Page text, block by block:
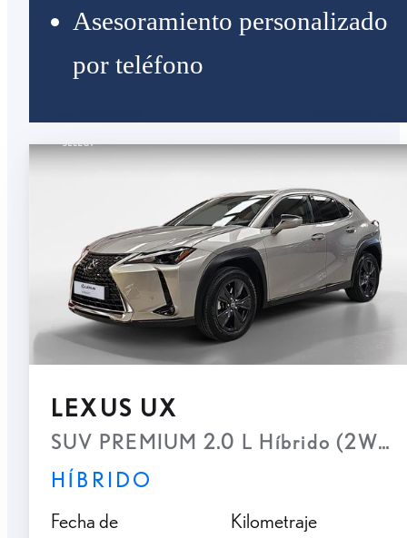
Asesoramiento personalizado
por teléfono
LEXUS UX
SUV PREMIUM 2.0 L Híbrido (2WD)
HÍBRIDO
Fecha de
Kilometraje